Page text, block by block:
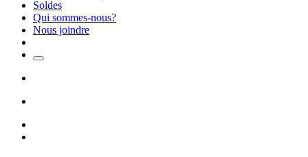
Soldes
Qui sommes-nous?
Nous joindre